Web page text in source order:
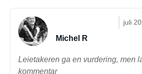
juli
Michel R
Leietakeren ga en vurdering, men
kommentar